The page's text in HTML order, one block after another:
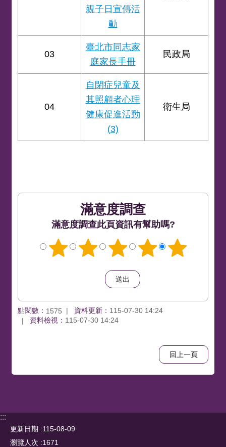
親子日宣傳活
動
03
臺北市同志家
庭家長手冊
民政局
04
自閉症兒童及
其照顧者心理
健康促進活動
(3)
衛生局
滿意度調查此頁資訊有幫助嗎?
點閱數： 1575 資料更新： 115-07-30 14:24
資料檢視： 115-07-30 14:24
回上一頁
:::
更新日期
115-08-09
瀏覽人次
1671